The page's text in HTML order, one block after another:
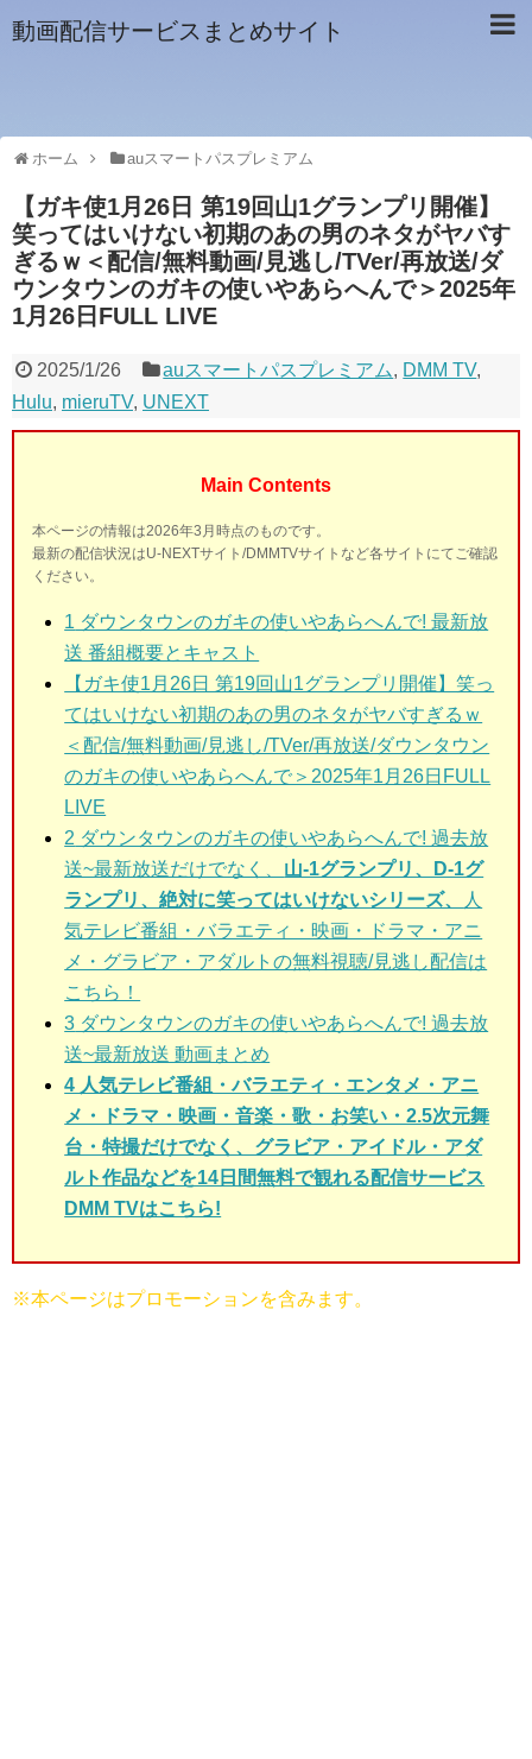
動画配信サービスまとめサイト
ホーム auスマートパスプレミアム
【ガキ使1月26日 第19回山1グランプリ開催】
笑ってはいけない初期のあの男のネタがヤバす
ぎるｗ＜配信/無料動画/見逃し/TVer/再放送/ダ
ウンタウンのガキの使いやあらへんで＞2025年
1月26日FULL LIVE
2025/1/26 auスマートパスプレミアム, DMM TV,
Hulu, mieruTV, UNEXT
Main Contents
本ページの情報は2026年3月時点のものです。
最新の配信状況はU-NEXTサイト/DMMTVサイトなど各サイトにてご確認
ください。
1 ダウンタウンのガキの使いやあらへんで! 最新放
送 番組概要とキャスト
【ガキ使1月26日 第19回山1グランプリ開催】笑っ
てはいけない初期のあの男のネタがヤバすぎるｗ
＜配信/無料動画/見逃し/TVer/再放送/ダウンタウン
のガキの使いやあらへんで＞2025年1月26日FULL
LIVE
2 ダウンタウンのガキの使いやあらへんで! 過去放
送~最新放送だけでなく、 山-1グランプリ、D-1グ
ランプリ、絶対に笑ってはいけないシリーズ、
人
気テレビ番組・バラエティ・映画・ドラマ・アニ
メ・グラビア・アダルトの無料視聴/見逃し配信は
こちら！
3 ダウンタウンのガキの使いやあらへんで! 過去放
送~最新放送 動画まとめ
4 人気テレビ番組・バラエティ・エンタメ・アニ
メ・ドラマ・映画・音楽・歌・お笑い・2.5次元舞
台・特撮だけでなく、グラビア・アイドル・アダ
ルト作品などを14日間無料で観れる配信サービス
DMM TVはこちら!
※本ページはプロモーションを含みます。